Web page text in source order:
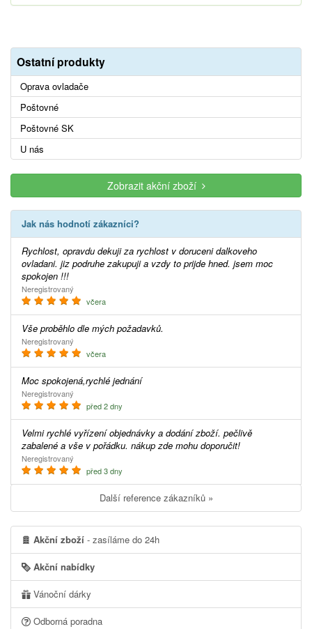
Ostatní produkty
Oprava ovladače
Poštovné
Poštovné SK
U nás
Zobrazit akční zboží
Jak nás hodnotí zákazníci?
Rychlost, opravdu dekuji za rychlost v doruceni dalkoveho
ovladani. jiz podruhe zakupuji a vzdy to prijde hned. jsem moc
spokojen !!!
Neregistrovaný
včera
Vše proběhlo dle mých požadavků.
Neregistrovaný
včera
Moc spokojená,rychlé jednání
Neregistrovaný
před 2 dny
Velmi rychlé vyřízení objednávky a dodání zboží. pečlivě
zabalené a vše v pořádku. nákup zde mohu doporučit!
Neregistrovaný
před 3 dny
Další reference zákazníků »
Akční zboží - zasíláme do 24h
Akční nabídky
Vánoční dárky
Odborná poradna